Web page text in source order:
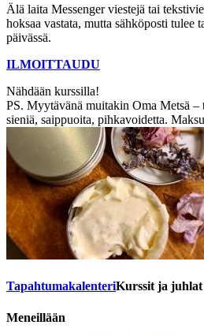
Älä laita Messenger viestejä tai
hoksaa vastata, mutta sähköposti tulee
päivässä.
ILMOITTAUDU
Nähdään kurssilla!
PS. Myytävänä muitakin Oma Metsä –
sieniä, saippuoita, pihkavoidetta.
Tapahtuma­kalenteriKurssit ja juhlat
Meneillään